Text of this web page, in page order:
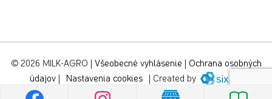
© 2026 MILK-AGRO Všeobecné vyhlásenie
Ochrana osobných
údajov| Nastavenia cookies Created by